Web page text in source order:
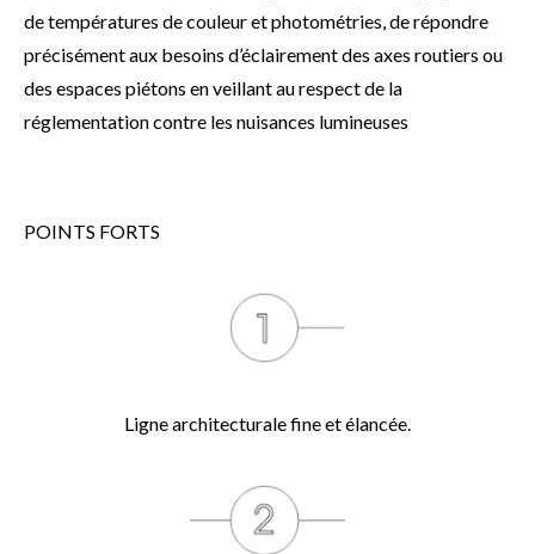
de températures de couleur et photométries, de répondre
précisément aux besoins d’éclairement des axes routiers ou
des espaces piétons en veillant au respect de la
réglementation contre les nuisances lumineuses
POINTS FORTS
Ligne architecturale fine et élancée.